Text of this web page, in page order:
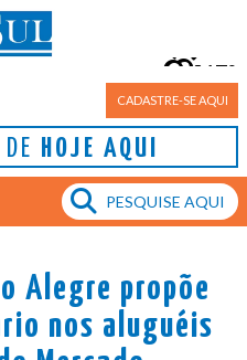
CADASTRE-SE AQUI
DE HOJE AQUI
Porto Alegre
17°
Alegre propõe
nos aluguéis